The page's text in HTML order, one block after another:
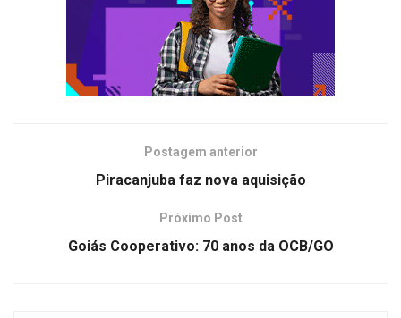
Postagem anterior
Piracanjuba faz nova aquisição
Próximo Post
Goiás Cooperativo: 70 anos da OCB/GO